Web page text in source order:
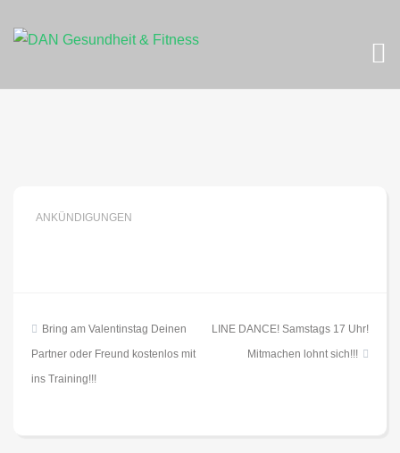
ANKÜNDIGUNGEN
Beitragsnavigation
Bring am Valentinstag Deinen
Partner oder Freund kostenlos mit
ins Training!!!
LINE DANCE! Samstags 17 Uhr!
Mitmachen lohnt sich!!!